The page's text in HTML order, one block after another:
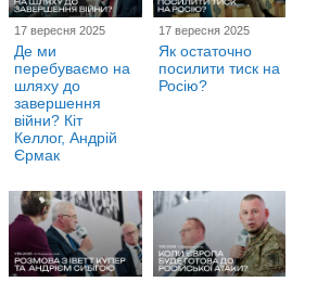
17 вересня 2025
Де ми
перебуваємо на
шляху до
завершення
війни? Кіт
Келлог, Андрій
Єрмак
17 вересня 2025
Як остаточно
посилити тиск на
Росію?